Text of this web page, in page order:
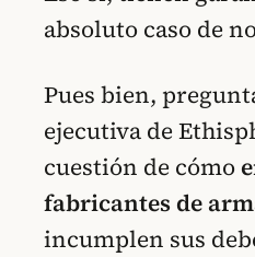
absoluto caso de
Pues bien,
ejecutiva de
cuestión de cómo
fabricantes de
incumplen sus